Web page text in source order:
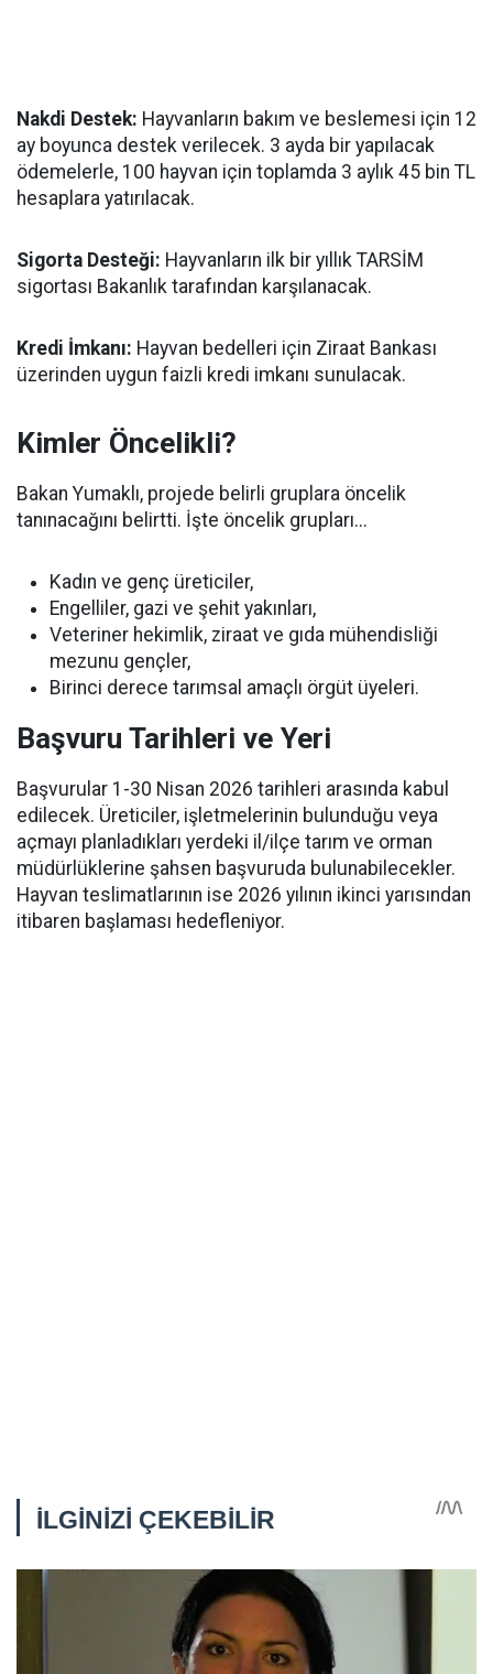
Nakdi Destek: Hayvanların bakım ve beslemesi için 12
ay boyunca destek verilecek. 3 ayda bir yapılacak
ödemelerle, 100 hayvan için toplamda 3 aylık 45 bin TL
hesaplara yatırılacak.
Sigorta Desteği: Hayvanların ilk bir yıllık TARSİM
sigortası Bakanlık tarafından karşılanacak.
Kredi İmkanı: Hayvan bedelleri için Ziraat Bankası
üzerinden uygun faizli kredi imkanı sunulacak.
Kimler Öncelikli?
Bakan Yumaklı, projede belirli gruplara öncelik
tanınacağını belirtti. İşte öncelik grupları...
Kadın ve genç üreticiler,
Engelliler, gazi ve şehit yakınları,
Veteriner hekimlik, ziraat ve gıda mühendisliği
mezunu gençler,
Birinci derece tarımsal amaçlı örgüt üyeleri.
Başvuru Tarihleri ve Yeri
Başvurular 1-30 Nisan 2026 tarihleri arasında kabul
edilecek. Üreticiler, işletmelerinin bulunduğu veya
açmayı planladıkları yerdeki il/ilçe tarım ve orman
müdürlüklerine şahsen başvuruda bulunabilecekler.
Hayvan teslimatlarının ise 2026 yılının ikinci yarısından
itibaren başlaması hedefleniyor.